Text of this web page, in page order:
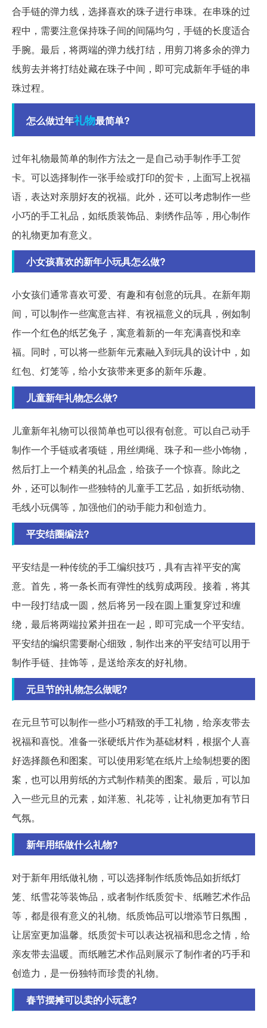
合手链的弹力线，选择喜欢的珠子进行串珠。在串珠的过
程中，需要注意保持珠子间的间隔均匀，手链的长度适合
手腕。最后，将两端的弹力线打结，用剪刀将多余的弹力
线剪去并将打结处藏在珠子中间，即可完成新年手链的串
珠过程。
怎么做过年礼物最简单?
过年礼物最简单的制作方法之一是自己动手制作手工贺
卡。可以选择制作一张手绘或打印的贺卡，上面写上祝福
语，表达对亲朋好友的祝福。此外，还可以考虑制作一些
小巧的手工礼品，如纸质装饰品、刺绣作品等，用心制作
的礼物更加有意义。
小女孩喜欢的新年小玩具怎么做?
小女孩们通常喜欢可爱、有趣和有创意的玩具。在新年期
间，可以制作一些寓意吉祥、有祝福意义的玩具，例如制
作一个红色的纸艺兔子，寓意着新的一年充满喜悦和幸
福。同时，可以将一些新年元素融入到玩具的设计中，如
红包、灯笼等，给小女孩带来更多的新年乐趣。
儿童新年礼物怎么做?
儿童新年礼物可以很简单也可以很有创意。可以自己动手
制作一个手链或者项链，用丝绸绳、珠子和一些小饰物，
然后打上一个精美的礼品盒，给孩子一个惊喜。除此之
外，还可以制作一些独特的儿童手工艺品，如折纸动物、
毛线小玩偶等，加强他们的动手能力和创造力。
平安结圈编法?
平安结是一种传统的手工编织技巧，具有吉祥平安的寓
意。首先，将一条长而有弹性的线剪成两段。接着，将其
中一段打结成一圆，然后将另一段在圆上重复穿过和缠
绕，最后将两端拉紧并扭在一起，即可完成一个平安结。
平安结的编织需要耐心细致，制作出来的平安结可以用于
制作手链、挂饰等，是送给亲友的好礼物。
元旦节的礼物怎么做呢?
在元旦节可以制作一些小巧精致的手工礼物，给亲友带去
祝福和喜悦。准备一张硬纸片作为基础材料，根据个人喜
好选择颜色和图案。可以使用彩笔在纸片上绘制想要的图
案，也可以用剪纸的方式制作精美的图案。最后，可以加
入一些元旦的元素，如洋葱、礼花等，让礼物更加有节日
气氛。
新年用纸做什么礼物?
对于新年用纸做礼物，可以选择制作纸质饰品如折纸灯
笼、纸雪花等装饰品，或者制作纸质贺卡、纸雕艺术作品
等，都是很有意义的礼物。纸质饰品可以增添节日氛围，
让居室更加温馨。纸质贺卡可以表达祝福和思念之情，给
亲友带去温暖。而纸雕艺术作品则展示了制作者的巧手和
创造力，是一份独特而珍贵的礼物。
春节摆摊可以卖的小玩意?